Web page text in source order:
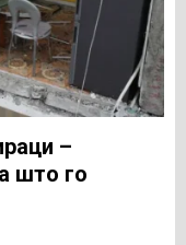
–
што го